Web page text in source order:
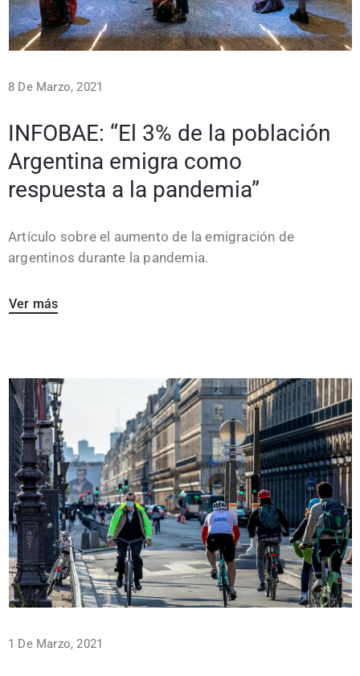
8 De Marzo, 2021
INFOBAE: “El 3% de la población
Argentina emigra como
respuesta a la pandemia”
Artículo sobre el aumento de la emigración de
argentinos durante la pandemia.
Ver más
1 De Marzo, 2021